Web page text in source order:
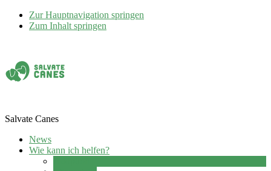
Zur Hauptnavigation springen
Zum Inhalt springen
Salvate Canes
News
Wie kann ich helfen?